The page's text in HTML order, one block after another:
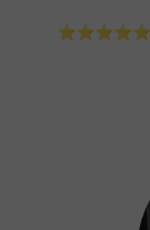
⭐⭐⭐⭐⭐